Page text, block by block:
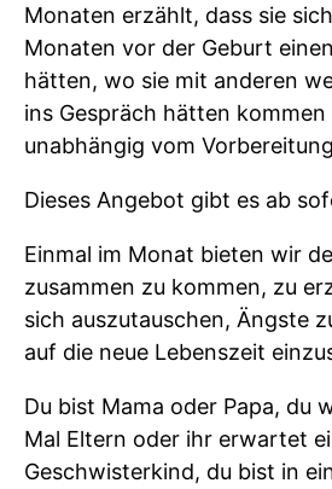
Monaten erzählt, dass sie
Monaten vor der Geburt
hätten, wo sie mit anderen
ins Gespräch hätten kommen
unabhängig vom
Dieses Angebot gibt es ab
Einmal im Monat bieten wir
zusammen zu kommen, zu
sich auszutauschen, Ängste
auf die neue Lebenszeit
Du bist Mama oder Papa, du
Mal Eltern oder ihr erwartet
Geschwisterkind, du bist in